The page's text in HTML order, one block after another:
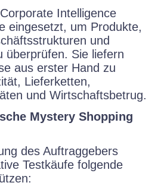
Intelligence
eingesetzt, um Produkte,
und
überprüfen. Sie liefern
aus erster Hand zu
Lieferketten,
und Wirtschaftsbetrug.
Mystery Shopping
des Auftraggebers
Testkäufe folgende